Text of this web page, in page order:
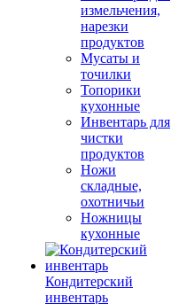
измельчения,
нарезки
продуктов
Мусаты и
точилки
Топорики
кухонные
Инвентарь для
чистки
продуктов
Ножи
складные,
охотничьи
Ножницы
кухонные
Кондитерский
инвентарь